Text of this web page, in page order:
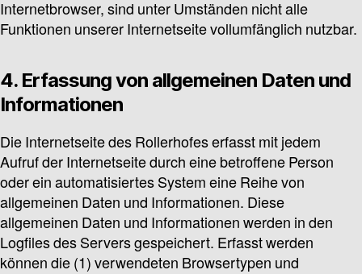
Internetbrowser, sind unter Umständen nicht alle
Funktionen unserer Internetseite vollumfänglich nutzbar.
4. Erfassung von allgemeinen Daten und
Informationen
Die Internetseite des Rollerhofes erfasst mit jedem
Aufruf der Internetseite durch eine betroffene Person
oder ein automatisiertes System eine Reihe von
allgemeinen Daten und Informationen. Diese
allgemeinen Daten und Informationen werden in den
Logfiles des Servers gespeichert. Erfasst werden
können die (1) verwendeten Browsertypen und